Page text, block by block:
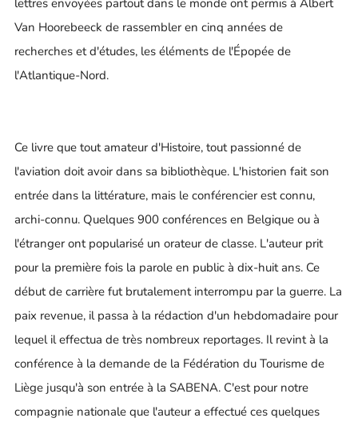
Van Hoorebeeck de rassembler en cinq années de
recherches et d'études, les éléments de l'Épopée de
l'Atlantique-Nord.
Ce livre que tout amateur d'Histoire, tout passionné de
l'aviation doit avoir dans sa bibliothèque. L'historien fait son
entrée dans la littérature, mais le conférencier est connu,
archi-connu. Quelques 900 conférences en Belgique ou à
l'étranger ont popularisé un orateur de classe. L'auteur prit
pour la première fois la parole en public à dix-huit ans. Ce
début de carrière fut brutalement interrompu par la guerre. La
paix revenue, il passa à la rédaction d'un hebdomadaire pour
lequel il effectua de très nombreux reportages. Il revint à la
conférence à la demande de la Fédération du Tourisme de
Liège jusqu'à son entrée à la SABENA. C'est pour notre
compagnie nationale que l'auteur a effectué ces quelques